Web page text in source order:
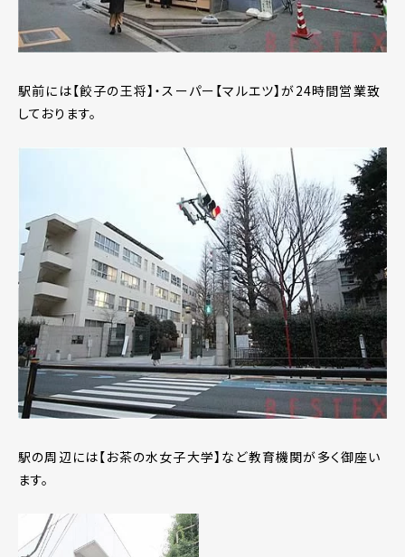
駅前には【餃子の王将】・スーパー【マルエツ】が24時間営業致
しております。
駅の周辺には【お茶の水女子大学】など教育機関が多く御座い
ます。